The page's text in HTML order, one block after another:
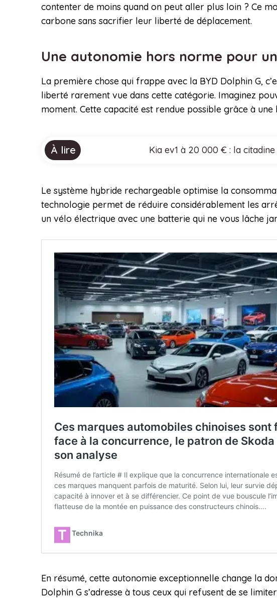
contenter de moins quand on peut aller plus loin ? Ce
carbone sans sacrifier leur liberté de déplacement.
Une autonomie hors norme pour
La première chose qui frappe avec la BYD Dolphin G,
liberté rarement vue dans cette catégorie. Imaginez
moment. Cette capacité est rendue possible grâce à
À lire Kia ev1 à 20 000 € : la
Le système hybride rechargeable optimise la
technologie permet de réduire considérablement les
un vélo électrique avec une batterie qui ne vous lâche
En résumé, cette autonomie exceptionnelle change la
Dolphin G s’adresse à tous ceux qui refusent de se